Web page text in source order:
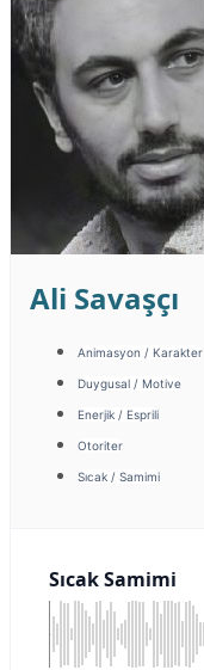
Ali Savaşçı
Animasyon / Karakter
Duygusal / Motive
Enerjik / Esprili
Otoriter
Sıcak / Samimi
Sıcak Samimi